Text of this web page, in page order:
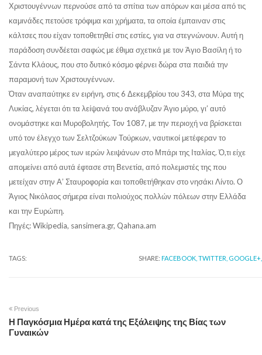
Χριστουγέννων περνούσε από τα σπίτια των απόρων και μέσα από τις
καμινάδες πετούσε τρόφιμα και χρήματα, τα οποία έμπαιναν στις
κάλτσες που είχαν τοποθετηθεί στις εστίες, για να στεγνώνουν. Αυτή η
παράδοση συνδέεται σαφώς με έθιμα σχετικά με τον Άγιο Βασίλη ή το
Σάντα Κλάους, που στο δυτικό κόσμο φέρνει δώρα στα παιδιά την
παραμονή των Χριστουγέννων.
Όταν αναπαύτηκε εν ειρήνη, στις 6 Δεκεμβρίου του 343, στα Μύρα της
Λυκίας, λέγεται ότι τα λείψανά του ανάβλυζαν Άγιο μύρο, γι’ αυτό
ονομάστηκε και Μυροβολητής. Τον 1087, με την περιοχή να βρίσκεται
υπό τον έλεγχο των Σελτζούκων Τούρκων, ναυτικοί μετέφεραν το
μεγαλύτερο μέρος των ιερών λειψάνων στο Μπάρι της Ιταλίας. Ό,τι είχε
απομείνει από αυτά έφτασε στη Βενετία, από πολεμιστές της που
μετείχαν στην Α’ Σταυροφορία και τοποθετήθηκαν στο νησάκι Λίντο. Ο
Άγιος Νικόλαος σήμερα είναι πολιούχος πολλών πόλεων στην Ελλάδα
και την Ευρώπη.
Πηγές: Wikipedia, sansimera.gr, Qahana.am
TAGS: SHARE: FACEBOOK, TWITTER, GOOGLE+,
Previous
Η Παγκόσμια Ημέρα κατά της Εξάλειψης της Βίας των
Γυναικών